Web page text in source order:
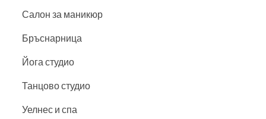
Салон за маникюр
Бръснарница
Йога студио
Танцово студио
Уелнес и спа